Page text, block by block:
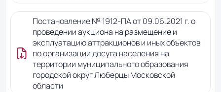
Постановление № 1912-ПА от 09.06.2021 г. о
проведении аукциона на размещение и
эксплуатацию аттракционов и иных объектов
по организации досуга населения на
территории муниципального образования
городской округ Люберцы Московской
области